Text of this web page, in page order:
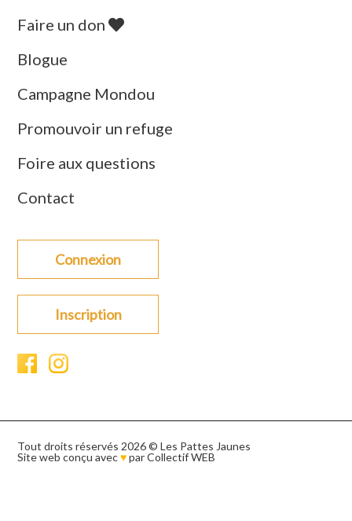
Faire un don
Blogue
Campagne Mondou
Promouvoir un refuge
Foire aux questions
Contact
Connexion
Inscription
Tout droits réservés 2026 © Les Pattes Jaunes
Site web conçu avec♥parCollectif WEB